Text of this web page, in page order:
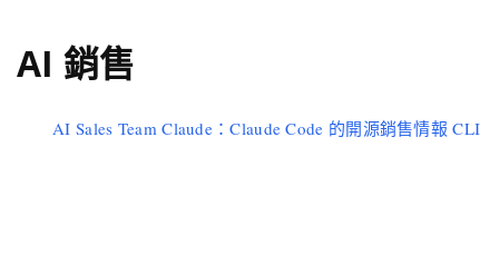
AI 銷售
AI Sales Team Claude：Claude Code 的開源銷售情報 CLI